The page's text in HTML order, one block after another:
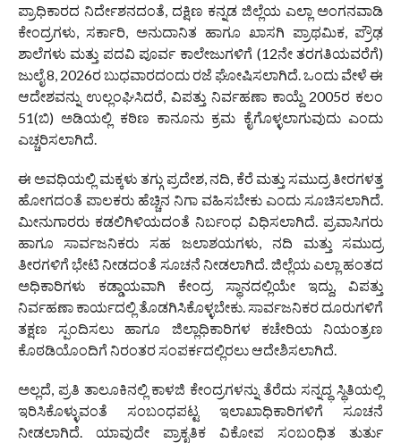
ಪ್ರಾಧಿಕಾರದ ನಿರ್ದೇಶನದಂತೆ, ದಕ್ಷಿಣ ಕನ್ನಡ ಜಿಲ್ಲೆಯ ಎಲ್ಲಾ ಅಂಗನವಾಡಿ
ಕೇಂದ್ರಗಳು, ಸರ್ಕಾರಿ, ಅನುದಾನಿತ ಹಾಗೂ ಖಾಸಗಿ ಪ್ರಾಥಮಿಕ, ಪ್ರೌಢ
ಶಾಲೆಗಳು ಮತ್ತು ಪದವಿ ಪೂರ್ವ ಕಾಲೇಜುಗಳಿಗೆ (12ನೇ ತರಗತಿಯವರೆಗೆ)
ಜುಲೈ 8, 2026ರ ಬುಧವಾರದಂದು ರಜೆ ಘೋಷಿಸಲಾಗಿದೆ. ಒಂದು ವೇಳೆ ಈ
ಆದೇಶವನ್ನು ಉಲ್ಲಂಘಿಸಿದರೆ, ವಿಪತ್ತು ನಿರ್ವಹಣಾ ಕಾಯ್ದೆ 2005ರ ಕಲಂ
51(ಬಿ) ಅಡಿಯಲ್ಲಿ ಕಠಿಣ ಕಾನೂನು ಕ್ರಮ ಕೈಗೊಳ್ಳಲಾಗುವುದು ಎಂದು
ಎಚ್ಚರಿಸಲಾಗಿದೆ.
ಈ ಅವಧಿಯಲ್ಲಿ ಮಕ್ಕಳು ತಗ್ಗು ಪ್ರದೇಶ, ನದಿ, ಕೆರೆ ಮತ್ತು ಸಮುದ್ರ ತೀರಗಳತ್ತ
ಹೋಗದಂತೆ ಪಾಲಕರು ಹೆಚ್ಚಿನ ನಿಗಾ ವಹಿಸಬೇಕು ಎಂದು ಸೂಚಿಸಲಾಗಿದೆ.
ಮೀನುಗಾರರು ಕಡಲಿಗಿಳಿಯದಂತೆ ನಿರ್ಬಂಧ ವಿಧಿಸಲಾಗಿದೆ. ಪ್ರವಾಸಿಗರು
ಹಾಗೂ ಸಾರ್ವಜನಿಕರು ಸಹ ಜಲಾಶಯಗಳು, ನದಿ ಮತ್ತು ಸಮುದ್ರ
ತೀರಗಳಿಗೆ ಭೇಟಿ ನೀಡದಂತೆ ಸೂಚನೆ ನೀಡಲಾಗಿದೆ. ಜಿಲ್ಲೆಯ ಎಲ್ಲಾ ಹಂತದ
ಅಧಿಕಾರಿಗಳು ಕಡ್ಡಾಯವಾಗಿ ಕೇಂದ್ರ ಸ್ಥಾನದಲ್ಲಿಯೇ ಇದ್ದು, ವಿಪತ್ತು
ನಿರ್ವಹಣಾ ಕಾರ್ಯದಲ್ಲಿ ತೊಡಗಿಸಿಕೊಳ್ಳಬೇಕು. ಸಾರ್ವಜನಿಕರ ದೂರುಗಳಿಗೆ
ತಕ್ಷಣ ಸ್ಪಂದಿಸಲು ಹಾಗೂ ಜಿಲ್ಲಾಧಿಕಾರಿಗಳ ಕಚೇರಿಯ ನಿಯಂತ್ರಣ
ಕೊಠಡಿಯೊಂದಿಗೆ ನಿರಂತರ ಸಂಪರ್ಕದಲ್ಲಿರಲು ಆದೇಶಿಸಲಾಗಿದೆ.
ಅಲ್ಲದೆ, ಪ್ರತಿ ತಾಲೂಕಿನಲ್ಲಿ ಕಾಳಜಿ ಕೇಂದ್ರಗಳನ್ನು ತೆರೆದು ಸನ್ನದ್ಧ ಸ್ಥಿತಿಯಲ್ಲಿ
ಇರಿಸಿಕೊಳ್ಳುವಂತೆ ಸಂಬಂಧಪಟ್ಟ ಇಲಾಖಾಧಿಕಾರಿಗಳಿಗೆ ಸೂಚನೆ
ನೀಡಲಾಗಿದೆ. ಯಾವುದೇ ಪ್ರಾಕೃತಿಕ ವಿಕೋಪ ಸಂಬಂಧಿತ ತುರ್ತು